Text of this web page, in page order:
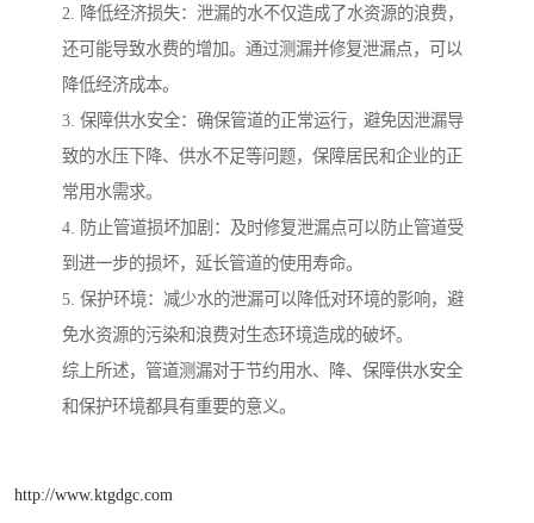
2. 降低经济损失：泄漏的水不仅造成了水资源的浪费，
还可能导致水费的增加。通过测漏并修复泄漏点，可以
降低经济成本。
3. 保障供水安全：确保管道的正常运行，避免因泄漏导
致的水压下降、供水不足等问题，保障居民和企业的正
常用水需求。
4. 防止管道损坏加剧：及时修复泄漏点可以防止管道受
到进一步的损坏，延长管道的使用寿命。
5. 保护环境：减少水的泄漏可以降低对环境的影响，避
免水资源的污染和浪费对生态环境造成的破坏。
综上所述，管道测漏对于节约用水、降、保障供水安全
和保护环境都具有重要的意义。
http://www.ktgdgc.com